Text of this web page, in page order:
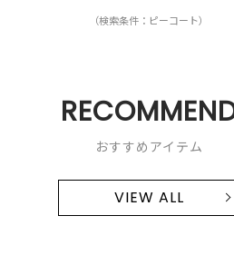
（検索条件：ピーコート）
おすすめアイテム
VIEW ALL